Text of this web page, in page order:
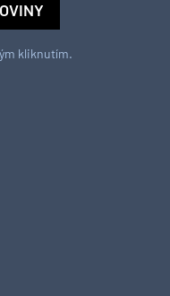
kliknutím.